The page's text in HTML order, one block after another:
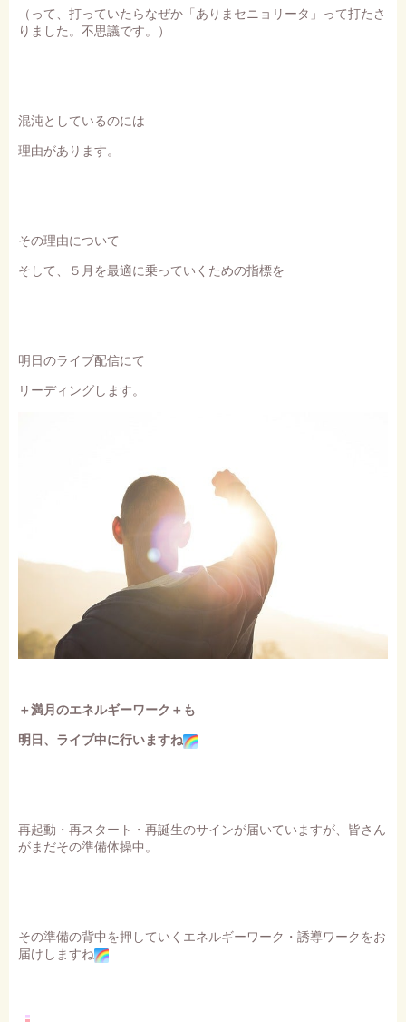
（って、打っていたらなぜか「ありまセニョリータ」って打たさ
りました。不思議です。）
混沌としているのには
理由があります。
その理由について
そして、５月を最適に乗っていくための指標を
明日のライブ配信にて
リーディングします。
＋満月のエネルギーワーク＋も
明日、ライブ中に行いますね
再起動・再スタート・再誕生のサインが届いていますが、皆さん
がまだその準備体操中。
その準備の背中を押していくエネルギーワーク・誘導ワークをお
届けしますね